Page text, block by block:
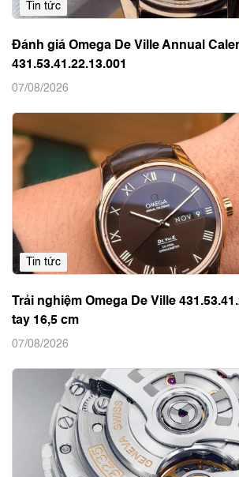
Tin tức
Đánh giá Omega De Ville Annual
431.53.41.22.13.001
Tin tức
Trải nghiệm Omega De Ville
tay 16,5 cm
07/08/2026